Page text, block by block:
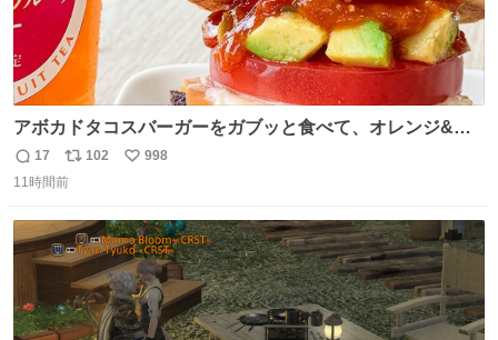
アボカドタコスバーガーをガブッと食べて、オレンジ&パ
ッションフルーツティーをグビッと飲んで、またアボカド
タコスバーガーをガブッと食べて、またオレンジ＆パッシ
返
信
17
リ
ポ
ト
数
102
い
数
998
11時間前